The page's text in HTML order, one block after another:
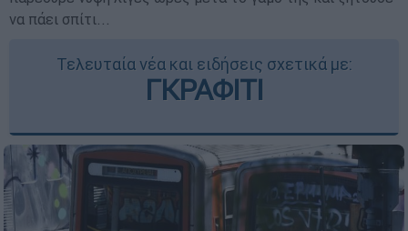
να πάει σπίτι...
Τελευταία νέα και ειδήσεις σχετικά με:
ΓΚΡΑΦΙΤΙ